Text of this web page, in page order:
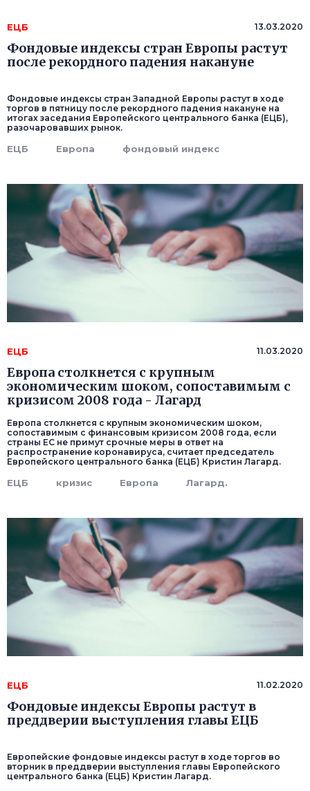
ЕЦБ 13.03.2020
Фондовые индексы стран Европы растут
после рекордного падения накануне
Фондовые индексы стран Западной Европы растут в ходе
торгов в пятницу после рекордного падения накануне на
итогах заседания Европейского центрального банка (ЕЦБ),
разочаровавших рынок.
ЕЦБ Европа фондовый индекс
ЕЦБ 11.03.2020
Европа столкнется с крупным
экономическим шоком, сопоставимым с
кризисом 2008 года - Лагард
Европа столкнется с крупным экономическим шоком,
сопоставимым с финансовым кризисом 2008 года, если
страны ЕС не примут срочные меры в ответ на
распространение коронавируса, считает председатель
Европейского центрального банка (ЕЦБ) Кристин Лагард.
ЕЦБ кризис Европа Лагард.
ЕЦБ 11.02.2020
Фондовые индексы Европы растут в
преддверии выступления главы ЕЦБ
Европейские фондовые индексы растут в ходе торгов во
вторник в преддверии выступления главы Европейского
центрального банка (ЕЦБ) Кристин Лагард.